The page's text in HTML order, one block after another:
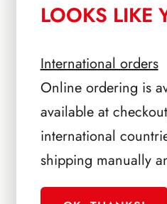
PRODOTTI
LOOKS LIKE
International orders
Online ordering is
available at
international
shipping manually